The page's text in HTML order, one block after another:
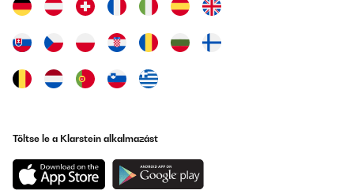
Töltse le a Klarstein alkalmazást